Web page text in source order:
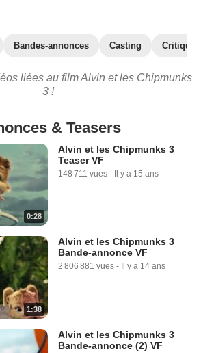
Bandes-annonces Casting
liées au film Alvin et les Chipmunks
3 !
& Teasers
0:28
Alvin et les Chipmunks 3
Teaser VF
148 711 vues - Il y a 15 ans
1:38
Alvin et les Chipmunks 3
Bande-annonce VF
2 806 881 vues - Il y a 14 ans
Alvin et les Chipmunks 3
Bande-annonce (2) VF